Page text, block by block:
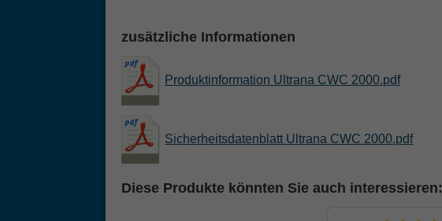
zusätzliche Informationen
Produktinformation Ultrana CWC 2000.pdf
Sicherheitsdatenblatt Ultrana CWC 2000.pdf
Diese Produkte könnten Sie auch interessieren: